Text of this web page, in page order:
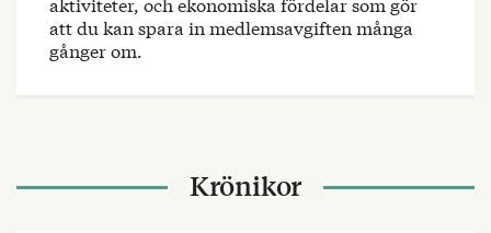
att du kan spara in medlemsavgiften många
gånger om.
Krönikor